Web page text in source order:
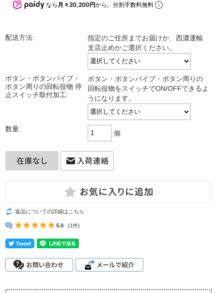
なら 月々20,200円から。分割手数料無料
配送方法:
指定のご住所までお届けか、西濃運輸
支店止めかご選択ください。
ボタン・ボタンバイブ・
ボタン周りの回転役物 停
止スイッチ取付加工:
ボタン・ボタンバイブ・ボタン周りの
回転役物をスイッチでON/OFFできるよ
うになります。
数量:
個
返品についての詳細はこちら
5.0 (1件)